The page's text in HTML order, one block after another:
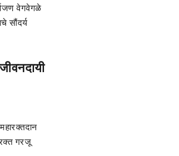
वेगवेगळे
सौंदर्य
गरजू